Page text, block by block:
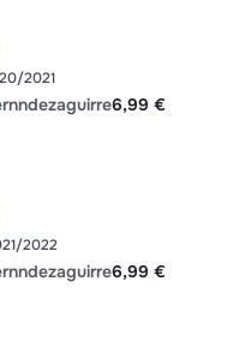
2021
6,99 €
2022
6,99 €